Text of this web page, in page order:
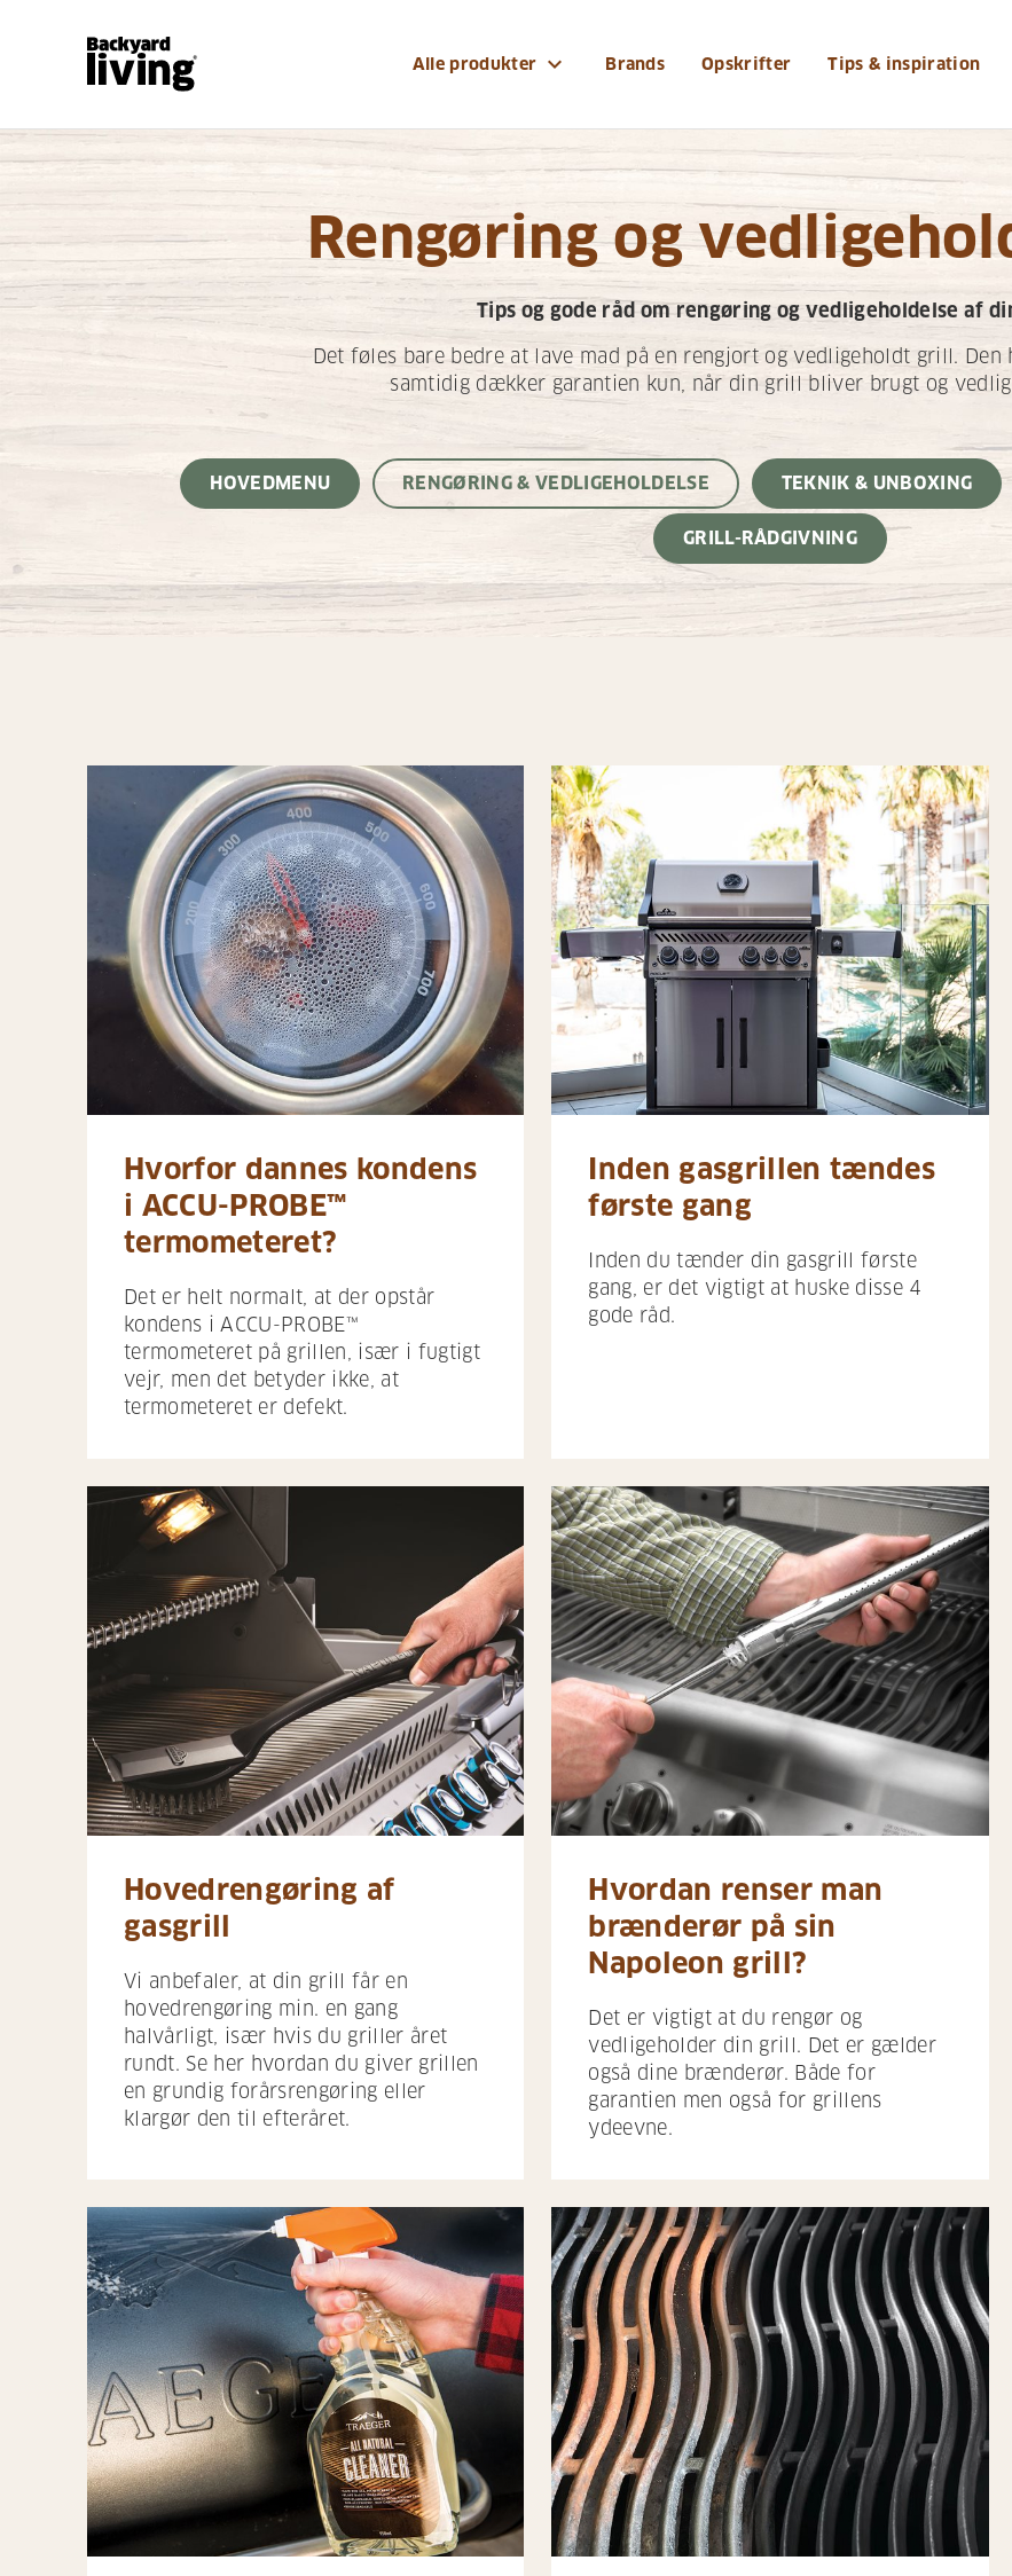
Alle produkter expand_more Brands Opskrifter Tips & inspiration
Rengøring og
Tips og gode råd om rengøring og vedligeholdelse af
Det føles bare bedre at lave mad på en rengjort og vedligeholdt grill. Den
samtidig dækker garantien kun, når din grill bliver brugt og
HOVEDMENU RENGØRING & VEDLIGEHOLDELSE TEKNIK & UNBOXING
GRILL-RÅDGIVNING
Hvorfor dannes kondens
i ACCU-PROBE™
termometeret?
Det er helt normalt, at der opstår
kondens i ACCU-PROBE™
termometeret på grillen, især i fugtigt
vejr, men det betyder ikke, at
termometeret er defekt.
Inden gasgrillen tændes
første gang
Inden du tænder din gasgrill første
gang, er det vigtigt at huske disse 4
gode råd.
Hovedrengøring af
gasgrill
Vi anbefaler, at din grill får en
hovedrengøring min. en gang
halvårligt, især hvis du griller året
rundt. Se her hvordan du giver grillen
en grundig forårsrengøring eller
klargør den til efteråret.
Hvordan renser man
brænderør på sin
Napoleon grill?
Det er vigtigt at du rengør og
vedligeholder din grill. Det er gælder
også dine brænderør. Både for
garantien men også for grillens
ydeevne.